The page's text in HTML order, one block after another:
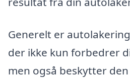
Generelt er
der ikke kun forbedrer
men også beskytter